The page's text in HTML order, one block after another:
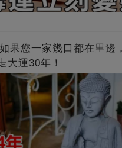
果您一家幾口都在里邊
大運30年！